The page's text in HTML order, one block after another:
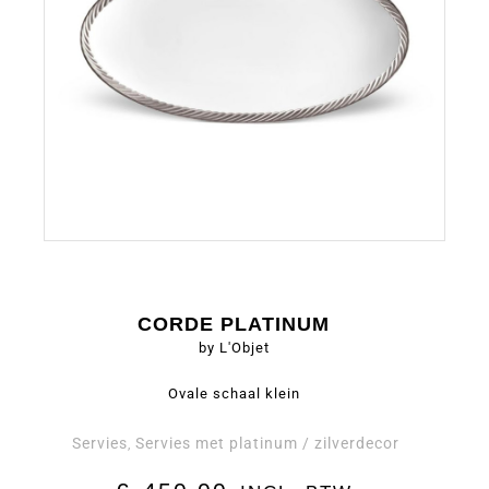
CORDE PLATINUM
by L'Objet
Ovale schaal klein
Servies, Servies met platinum / zilverdecor